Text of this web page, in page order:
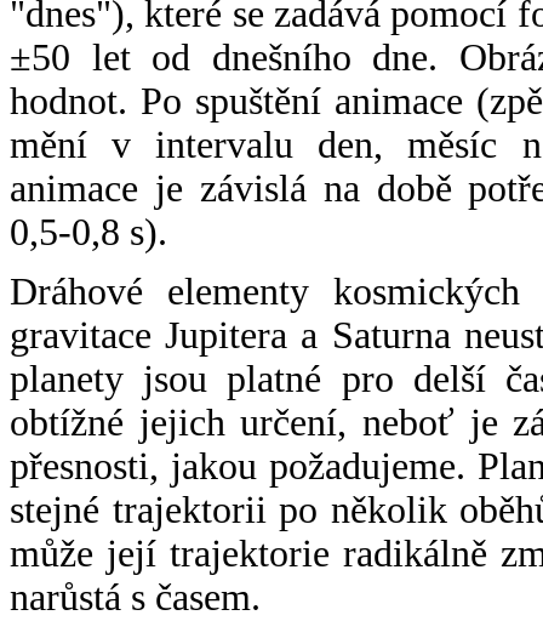
"dnes"), které se zadává pomocí
±50 let od dnešního dne.
hodnot. Po spuštění animace
mění v intervalu den, měsíc
animace je závislá na době
0,5-0,8 s).
Dráhové elementy
gravitace Jupitera a Saturna
planety jsou platné pro delší
obtížné jejich určení, neboť je
přesnosti, jakou požadujeme.
stejné trajektorii po několik
může její trajektorie radikálně
narůstá s časem.